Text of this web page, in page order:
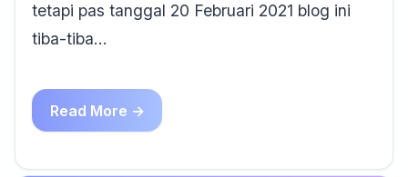
tetapi pas tanggal 20 Februari 2021 blog ini
tiba-tiba…
Read More →